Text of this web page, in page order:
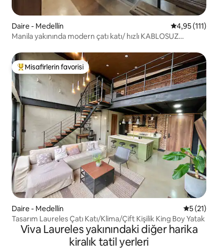
Daire - Medellín 5 üzerinden
4,95 (111)
Manila yakınında modern çatı katı/ hızlı KABLOSUZ
Misafirlerin favorilerinden en beğenilenler arasında
Misafirlerin favorisi
Daire - Medellín 55 (21)
Tasarım Laureles Çatı Katı/Klima/Çift Kişilik King Boy Yatak
Viva Laureles yakınındaki diğer harika
kiralık tatil yerleri